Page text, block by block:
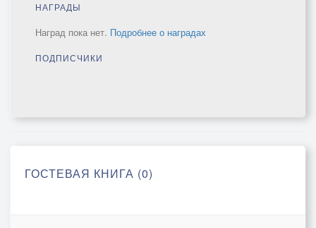
НАГРАДЫ
Наград пока нет. Подробнее о наградах
ПОДПИСЧИКИ
ГОСТЕВАЯ КНИГА (0)